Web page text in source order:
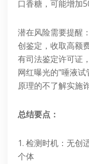
口香糖，可能增加
潜在风险需要提醒
创鉴定，收取高额
有司法鉴定许可证
网红曝光的"唾液
原理的不了解实施诈
总结要点：
1. 检测时机：无创
个体